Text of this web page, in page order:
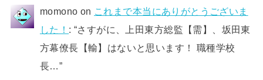
momono on これまで本当にありがとうございま
した！ : “さすがに、上田東方総監【需】、坂田東
方幕僚長【輸】はないと思います！ 職種学校
長…”